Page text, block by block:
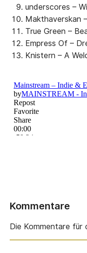
underscores –
Makthaverskan
True Green –
Empress Of –
Knistern – A
Kommentare
Die Kommentare für